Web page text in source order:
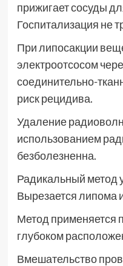
прижигает сосуды
Госпитализация не
При липосакции
электроотсосом
соединительно-
риск рецидива.
Удаление
использованием
безболезненна.
Радикальный метод
Вырезается липома
Метод применяется
глубоком
Вмешательство